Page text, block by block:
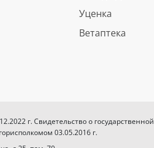
Уценка
Ветаптека
г. Свидетельство о государственной
03.05.2016 г.